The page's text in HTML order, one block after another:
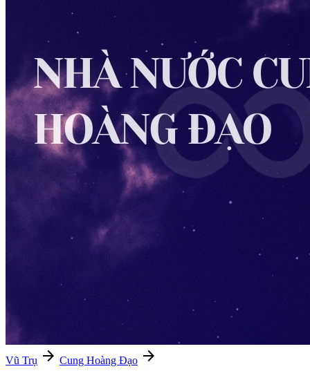
Vũ Trụ arrow_forward Cung Hoàng Đạo arrow_forward